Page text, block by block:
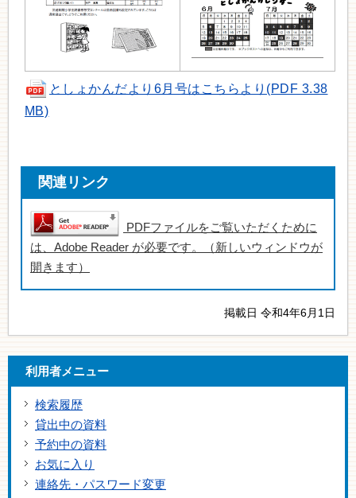
としょかんだより6月号はこちらより(PDF 3.38
MB)
関連リンク
PDFファイルをご覧いただくために
は、Adobe Reader が必要です。（新しいウィンドウが
開きます）
掲載日 令和4年6月1日
利用者メニュー
検索履歴
貸出中の資料
予約中の資料
お気に入り
連絡先・パスワード変更